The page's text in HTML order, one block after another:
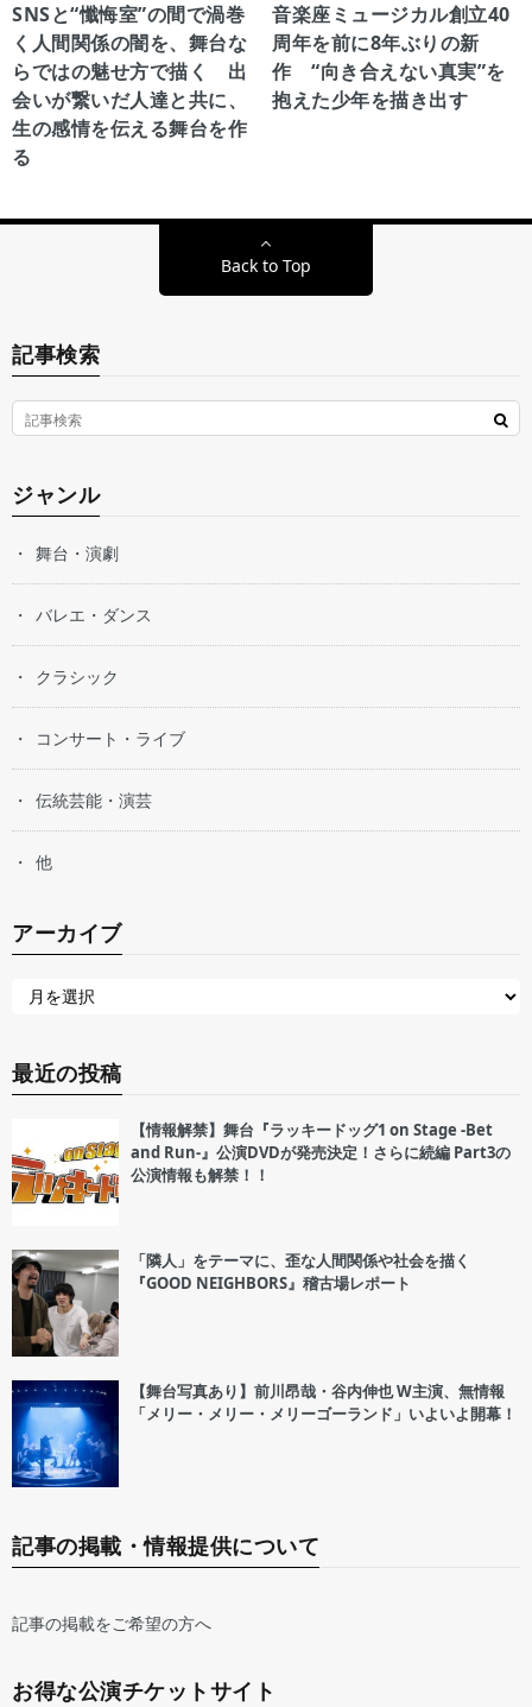
SNSと“懺悔室”の間で渦巻
く人間関係の闇を、舞台な
らではの魅せ方で描く 出
会いが繋いだ人達と共に、
生の感情を伝える舞台を作
る
音楽座ミュージカル創立40
周年を前に8年ぶりの新
作 “向き合えない真実”を
抱えた少年を描き出す
Back to Top
記事検索
ジャンル
舞台・演劇
バレエ・ダンス
クラシック
コンサート・ライブ
伝統芸能・演芸
他
アーカイブ
最近の投稿
【情報解禁】舞台『ラッキードッグ1 on Stage -Bet
and Run-』公演DVDが発売決定！さらに続編 Part3の
公演情報も解禁！！
「隣人」をテーマに、歪な人間関係や社会を描く
『GOOD NEIGHBORS』稽古場レポート
【舞台写真あり】前川昂哉・谷内伸也 W主演、無情報
「メリー・メリー・メリーゴーランド」いよいよ開幕！
記事の掲載・情報提供について
記事の掲載をご希望の方へ
お得な公演チケットサイト